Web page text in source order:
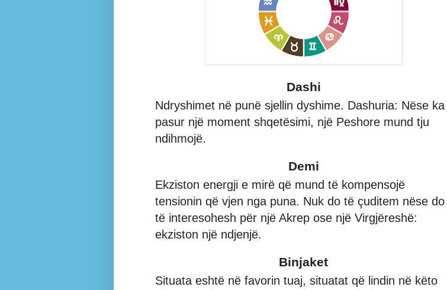
Dashi
Ndryshimet në punë sjellin dyshime. Dashuria: Nëse ka
pasur një moment shqetësimi, një Peshore mund tju
ndihmojë.
Demi
Ekziston energji e mirë që mund të kompensojë
tensionin që vjen nga puna. Nuk do të çuditem nëse do
të interesohesh për një Akrep ose një Virgjëreshë:
ekziston një ndjenjë.
Binjaket
Situata eshtë në favorin tuaj, situatat që lindin në këto